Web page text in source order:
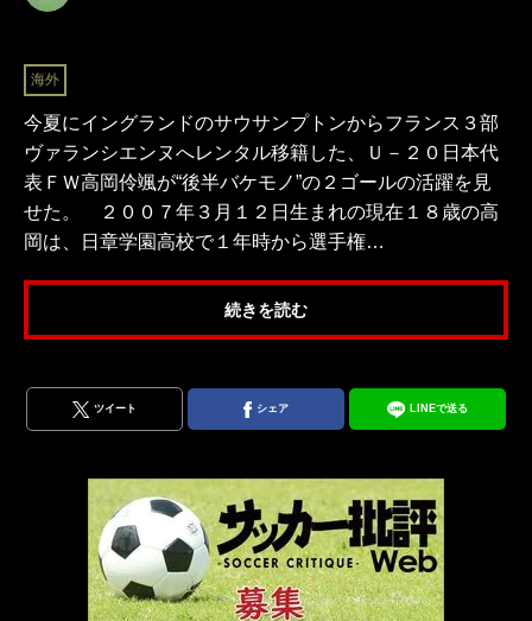
海外
今夏にイングランドのサウサンプトンからフランス３部
ヴァランシエンヌへレンタル移籍した、Ｕ－２０日本代
表ＦＷ高岡伶颯が“後半バケモノ”の２ゴールの活躍を見
せた。 ２００７年３月１２日生まれの現在１８歳の高
岡は、日章学園高校で１年時から選手権…
続きを読む
ツイート シェア LINEで送る